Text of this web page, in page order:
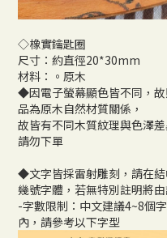
◇橡實鑰匙圈
尺寸：約直徑20*30mm
材料：。原木
◆因電子螢幕顯色皆不同，
品為原木自然材質關係，
故皆有不同木質紋理與色澤
請勿下單
◆文字皆採雷射雕刻，請在
幾號字體，若無特別註明將
-字數限制：中文建議4~8個
內，請參考以下字型